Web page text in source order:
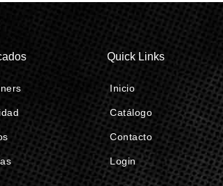
Quick Links
Inicio
Catálogo
Contacto
Login